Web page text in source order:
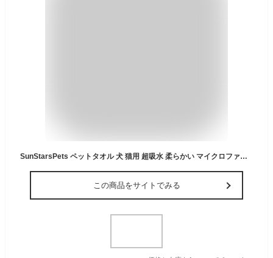
SunStarsPets ペットタオル 犬 猫用 超吸水 柔らかい マイクロファイバー厚手 大判 超ソフトな体拭き (グレー, 140cm×70cm)
この商品をサイトでみる